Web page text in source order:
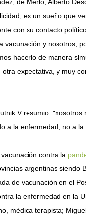
de Merlo, Alberto
es un sueño que
con su contacto
vacunación y nosotros,
hacerlo de manera
expectativa, y muy
V resumió:
a la enfermedad, no a la
contra la
argentinas siendo
de vacunación en el
la enfermedad en la
médica terapista;